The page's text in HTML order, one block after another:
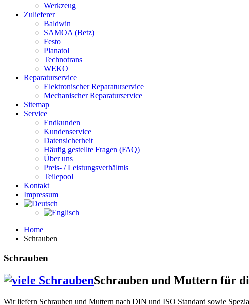
Werkzeug
Zulieferer
Baldwin
SAMOA (Betz)
Festo
Planatol
Technotrans
WEKO
Reparaturservice
Elektronischer Reparaturservice
Mechanischer Reparaturservice
Sitemap
Service
Endkunden
Kundenservice
Datensicherheit
Häufig gestellte Fragen (FAQ)
Über uns
Preis- / Leistungsverhältnis
Teilepool
Kontakt
Impressum
Home
Schrauben
Schrauben
Schrauben und Muttern für
Wir liefern Schrauben und Muttern nach DIN und ISO Standard sowie